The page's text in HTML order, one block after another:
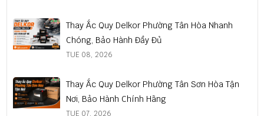
Thay Ắc Quy Delkor Phường Tân Hòa Nhanh
Chóng, Bảo Hành Đầy Đủ
TUE 08, 2026
Thay Ắc Quy Delkor Phường Tân Sơn Hòa Tận
Nơi, Bảo Hành Chính Hãng
TUE 07, 2026